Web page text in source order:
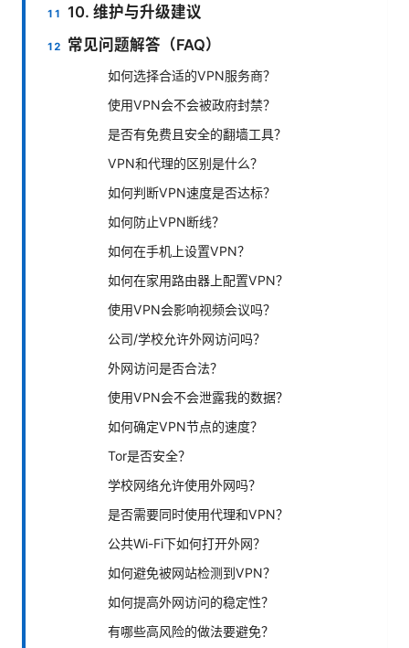
10. 维护与升级建议
常见问题解答（FAQ）
如何选择合适的VPN服务商？
使用VPN会不会被政府封禁？
是否有免费且安全的翻墙工具？
VPN和代理的区别是什么？
如何判断VPN速度是否达标？
如何防止VPN断线？
如何在手机上设置VPN？
如何在家用路由器上配置VPN？
使用VPN会影响视频会议吗？
公司/学校允许外网访问吗？
外网访问是否合法？
使用VPN会不会泄露我的数据？
如何确定VPN节点的速度？
Tor是否安全？
学校网络允许使用外网吗？
是否需要同时使用代理和VPN？
公共Wi-Fi下如何打开外网？
如何避免被网站检测到VPN？
如何提高外网访问的稳定性？
有哪些高风险的做法要避免？